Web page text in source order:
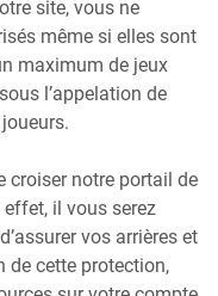
site, vous ne
même si elles sont
maximum de jeux
l’appelation de
croiser notre portail de
il vous serez
vos arrières et
de cette protection,